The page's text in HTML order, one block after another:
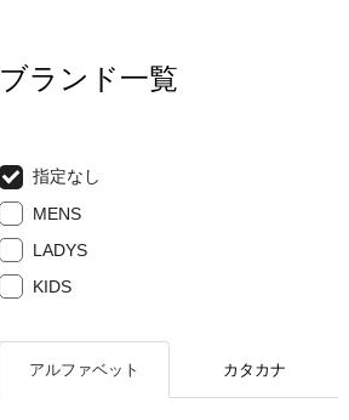
ブランド一覧
指定なし
MENS
LADYS
KIDS
アルファベット カタカナ